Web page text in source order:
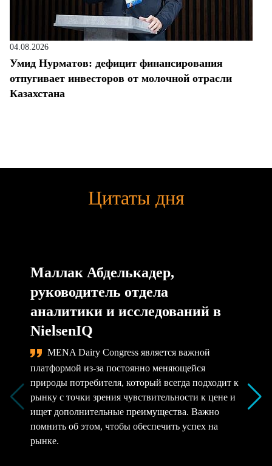
04.08.2026
Умид Нурматов: дефицит финансирования
отпугивает инвесторов от молочной отрасли
Казахстана
Цитаты дня
Маллак Абделькадер,
руководитель отдела
аналитики и исследований в
NielsenIQ
MENA Dairy Congress является важной
платформой из-за постоянно меняющейся
природы потребителя, который всегда подходит к
рынку с точки зрения чувствительности к цене и
ищет дополнительные преимущества. Важно
помнить об этом, чтобы обеспечить успех на
рынке.